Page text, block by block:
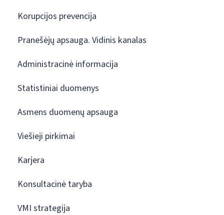
Korupcijos prevencija
Pranešėjų apsauga. Vidinis kanalas
Administracinė informacija
Statistiniai duomenys
Asmens duomenų apsauga
Viešieji pirkimai
Karjera
Konsultacinė taryba
VMI strategija